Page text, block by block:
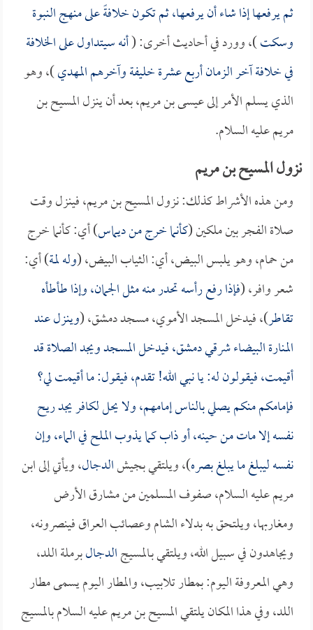
ثم يرفعها إذا شاء أن يرفعها، ثم تكون خلافةً على منهج النبوة
وسكت)، وورد في أحاديث أخرى: (أنه سيتداول على الخلافة
في خلافة آخر الزمان أربع عشرة خليفة وآخرهمالمهدي)، وهو
الذي يسلم الأمر إلى عيسى بن مريم، بعد أن ينزل المسيح بن
مريم عليه السلام.
نزول المسيح بن مريم
ومن هذه الأشراط كذلك: نزول المسيح بن مريم، فينزل وقت
صلاة الفجر بين ملكين (كأنما خرج من ديماس) أي: كأنما خرج
من حمام، وهو يلبس البيض، أي: الثياب البيض، (وله لمة) أي:
شعر وافر، (فإذا رفع رأسه تحدر منه مثل الجمان، وإذا طأطأه
تقاطر)، فيدخل المسجد الأموي، مسجد دمشق، (وينزل عند
المنارة البيضاء شرقي دمشق، فيدخل المسجد ويجد الصلاة قد
أقيمت، فيقولون له: يا نبي الله! تقدم، فيقول: ما أقيمت لي؟
فإمامكم منكم يصلي بالناس إمامهم، ولا يحل لكافر يجد ريح
نفسه إلا مات من حينه، أو ذاب كما يذوب الملح في الماء، وإن
نفسه ليبلغ ما يبلغ بصره)، ويلتقي بجيشالدجال، ويأتي إلى ابن
مريم عليه السلام، صفوف المسلمين من مشارق الأرض
ومغاربها، ويلتحق به بدلاء الشام وعصائب العراق فينصرونه،
ويجاهدون في سبيل الله، ويلتقي بـالمسيجالدجالبرملة اللد،
وهي المعروفة اليوم: بمطار تلابيب، والمطار اليوم يسمى مطار
اللد، وفي هذا المكان يلتقي المسيح بن مريم عليه السلام بالمسيج